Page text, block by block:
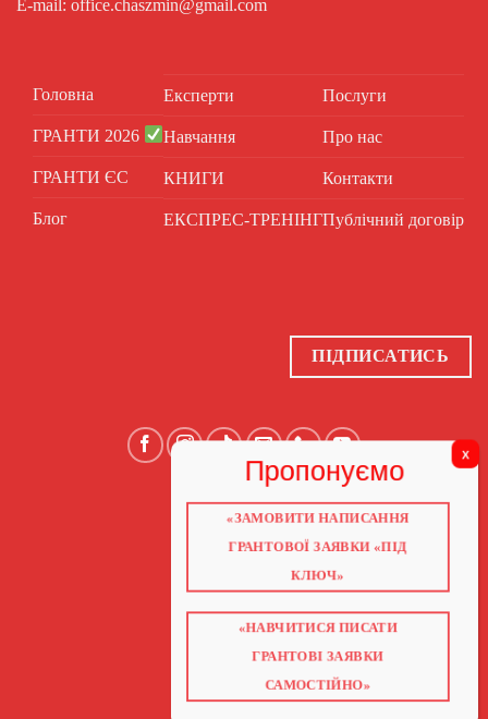
E-mail: office.chaszmin@gmail.com
Головна
ГРАНТИ 2026
ГРАНТИ ЄС
Блог
Експерти
Навчання
КНИГИ
ЕКСПРЕС-ТРЕНІНГ
Послуги
Про нас
Контакти
Публічний договір
ПІДПИСАТИСЬ
ГОЛОВНА
ГРАНТИ 2026
НАВЧАННЯ
КНИГИ
ВІДЕО ПРО ГРАНТИ
«ЗАМОВИТИ НАПИСАННЯ
ГРАНТОВОЇ ЗАЯВКИ «ПІД
КЛЮЧ»
«НАВЧИТИСЯ ПИСАТИ
ГРАНТОВІ ЗАЯВКИ
САМОСТІЙНО»